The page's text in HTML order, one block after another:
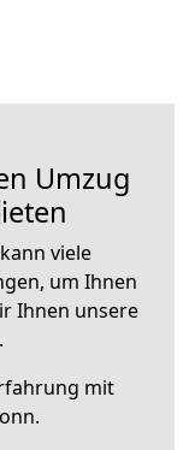
Umzug
viele
um Ihnen
Ihnen unsere
mit
.